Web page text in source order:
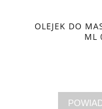
OLEJEK DO
ML